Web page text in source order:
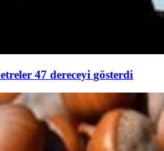
47 dereceyi gösterdi